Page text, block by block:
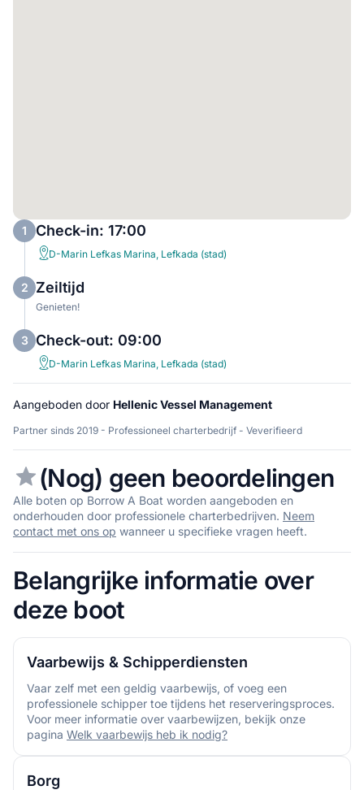
1 Check-in: 17:00
D-Marin Lefkas Marina, Lefkada (stad)
2 Zeiltijd
Genieten!
3 Check-out: 09:00
D-Marin Lefkas Marina, Lefkada (stad)
Aangeboden door Hellenic Vessel Management
Partner sinds 2019 - Professioneel charterbedrijf - Veverifieerd
(Nog) geen beoordelingen
Alle boten op Borrow A Boat worden aangeboden en
onderhouden door professionele charterbedrijven. Neem
contact met ons op wanneer u specifieke vragen heeft.
Belangrijke informatie over
deze boot
Vaarbewijs & Schipperdiensten
Vaar zelf met een geldig vaarbewijs, of voeg een
professionele schipper toe tijdens het reserveringsproces.
Voor meer informatie over vaarbewijzen, bekijk onze
pagina Welk vaarbewijs heb ik nodig?
Borg